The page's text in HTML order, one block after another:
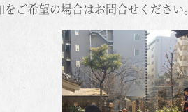
ご希望の場合はお問合せください。